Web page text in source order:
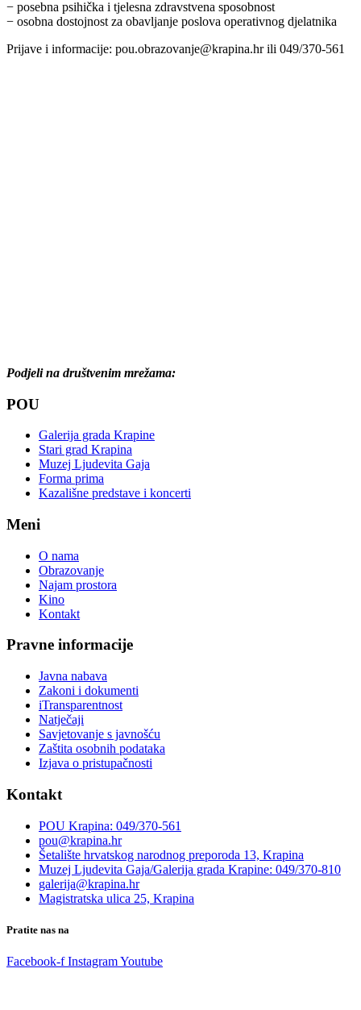
− posebna psihička i tjelesna zdravstvena sposobnost
− osobna dostojnost za obavljanje poslova operativnog djelatnika
Prijave i informacije: pou.obrazovanje@krapina.hr ili 049/370-561
Podjeli na društvenim mrežama:
POU
Galerija grada Krapine
Stari grad Krapina
Muzej Ljudevita Gaja
Forma prima
Kazališne predstave i koncerti
Meni
O nama
Obrazovanje
Najam prostora
Kino
Kontakt
Pravne informacije
Javna nabava
Zakoni i dokumenti
iTransparentnost
Natječaji
Savjetovanje s javnošću
Zaštita osobnih podataka
Izjava o pristupačnosti
Kontakt
POU Krapina: 049/370-561
pou@krapina.hr
Šetalište hrvatskog narodnog preporoda 13, Krapina
Muzej Ljudevita Gaja/Galerija grada Krapine: 049/370-810
galerija@krapina.hr
Magistratska ulica 25, Krapina
Pratite nas na
Facebook-f InstagramYoutube